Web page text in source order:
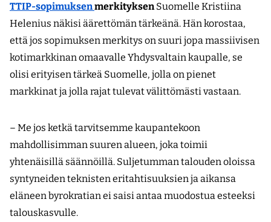
TTIP-sopimuksenmerkityksenSuomelle Kristiina
Helenius näkisi äärettömän tärkeänä. Hän korostaa,
että jos sopimuksen merkitys on suuri jopa massiivisen
kotimarkkinan omaavalle Yhdysvaltain kaupalle, se
olisi erityisen tärkeä Suomelle, jolla on pienet
markkinat ja jolla rajat tulevat välittömästi vastaan.
– Me jos ketkä tarvitsemme kaupantekoon
mahdollisimman suuren alueen, joka toimii
yhtenäisillä säännöillä. Suljetumman talouden oloissa
syntyneiden teknisten eritahtisuuksien ja aikansa
eläneen byrokratian ei saisi antaa muodostua esteeksi
talouskasvulle.